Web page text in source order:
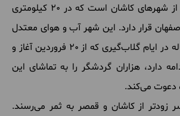
کهن باغ نیاسر یکی از شهرهای کاشان است که در 20 کیلومتری
قرار دارد. این شهر آب و هوای معتدل
و خنکی دارد و هرساله در ایام گلاب‌گیری که از 20 فروردین آغاز و
دارد، هزاران گردشگر را به تماشای این
دعوت می‌کند.
زودتر از کاشان و قمصر به ثمر می‌رسند.